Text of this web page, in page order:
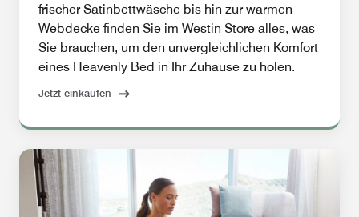
frischer Satinbettwäsche bis hin zur warmen
Webdecke finden Sie im Westin Store alles, was
Sie brauchen, um den unvergleichlichen Komfort
eines Heavenly Bed in Ihr Zuhause zu holen.
Jetzt einkaufen